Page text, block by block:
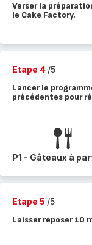
Verser la
le Cake Factory.
Etape 4 /5
Lancer le
précédentes pour
P1 - Gâteaux à
Etape 5 /5
Laisser reposer 10